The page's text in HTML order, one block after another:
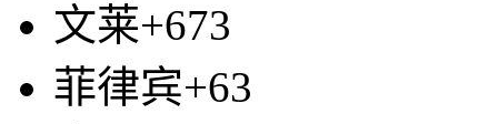
文莱+673
菲律宾+63